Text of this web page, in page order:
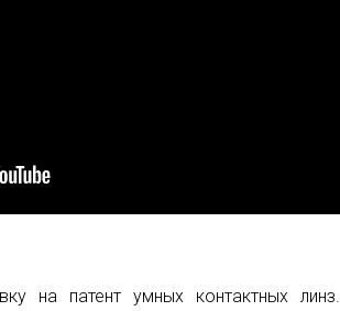
на патент умных контактных линз.